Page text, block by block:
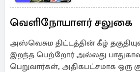
வெளிநோயாளர் சலுகை
அஸ்வெசும திட்டத்தின் கீழ்
இறந்த பெற்றோர் அல்லது
பெறுவார்கள், அதிகபட்சமாக ஒரு